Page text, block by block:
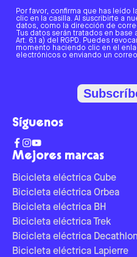
Mejores marcas
Bicicleta eléctrica Cube
Bicicleta eléctrica Orbea
Bicicleta eléctrica BH
Bicicleta eléctrica Trek
Bicicleta eléctrica Decathlon
Bicicleta eléctrica Lapierre
Por favor, confirma que has leído
clic en la casilla. Al suscribirte a
datos, como la dirección de
Tus datos serán tratados en
Art. 6.1 a) del RGPD. Puedes
momento haciendo clic en el
electrónicos o enviando un
Síguenos